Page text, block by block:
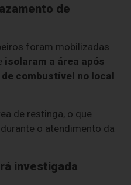
de
foram mobilizadas
isolaram a área após
combustível no local
de restinga, o que
o atendimento da
investigada